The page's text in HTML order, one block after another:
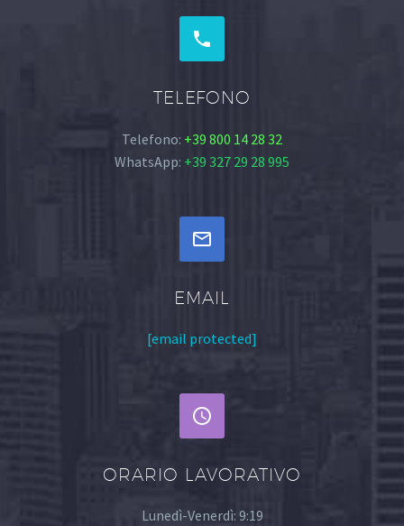


TELEFONO
Telefono: +39 800 14 28 32
WhatsApp: +39 327 29 28 995


EMAIL
[email protected]


ORARIO LAVORATIVO
Lunedì-Venerdì: 9:19